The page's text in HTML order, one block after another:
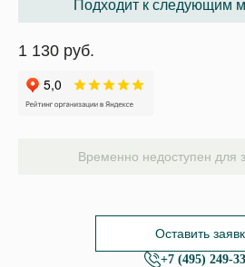
Подходит к следующим
1 130 руб.
Временно недоступен для
Оставить
+7 (495) 249-